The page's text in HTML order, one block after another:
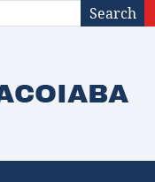
Search
31/07/2026